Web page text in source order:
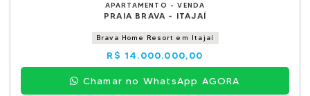
APARTAMENTO - VENDA
PRAIA BRAVA - ITAJAÍ
Brava Home Resort em Itajaí
R$ 14.000.000,00
Chamar no WhatsApp AGORA